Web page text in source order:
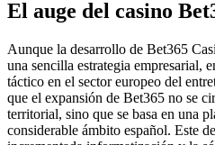
El auge del casino
Aunque la desarrollo de Bet365
una sencilla estrategia empresarial,
táctico en el sector europeo del
que el expansión de Bet365 no se
territorial, sino que se basa en una
considerable ámbito español. Este